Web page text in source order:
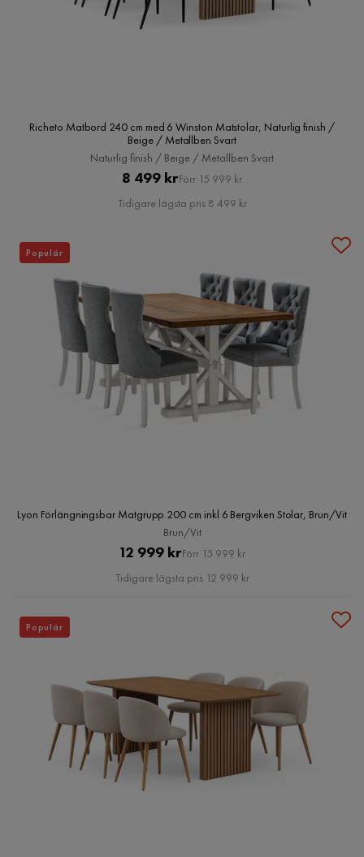
Richeto Matbord 240 cm med 6 Winston Matstolar, Naturlig finish /
Beige / Metallben Svart
Naturlig finish / Beige / Metallben Svart
Pris
8 499 krOriginal
Pris
Förr 15 999 kr
Tidigare lägsta pris 8 499 kr
Lyon Förlängningsbar Matgrupp 200 cm inkl 6 Bergviken Stolar, Brun/Vit
Brun/Vit
Pris
12 999 krOriginal
Pris
Förr 15 999 kr
Tidigare lägsta pris 12 999 kr
Populär
Populär